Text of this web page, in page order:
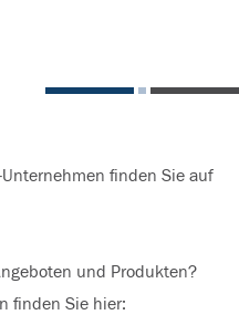
finden Sie auf
und Produkten?
finden Sie hier: